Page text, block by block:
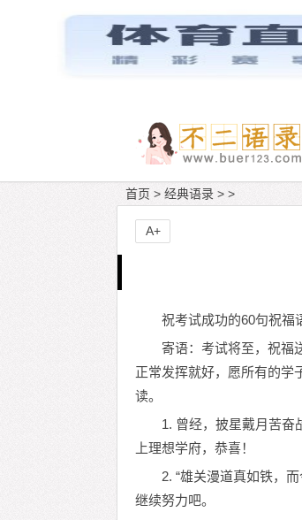
首页 > 经典语录 > >
祝考试成功的60句祝福
寄语：考试将至，祝福
正常发挥就好，愿所有的学
读。
1. 曾经，披星戴月苦奋
上理想学府，恭喜！
2. “雄关漫道真如铁，
继续努力吧。
A+